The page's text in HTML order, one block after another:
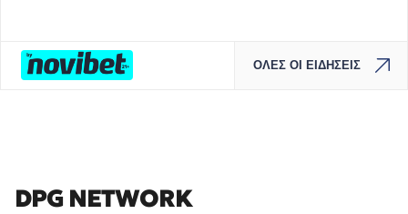
ΟΛΕΣ ΟΙ ΕΙΔΗΣΕΙΣ
DPG NETWORK